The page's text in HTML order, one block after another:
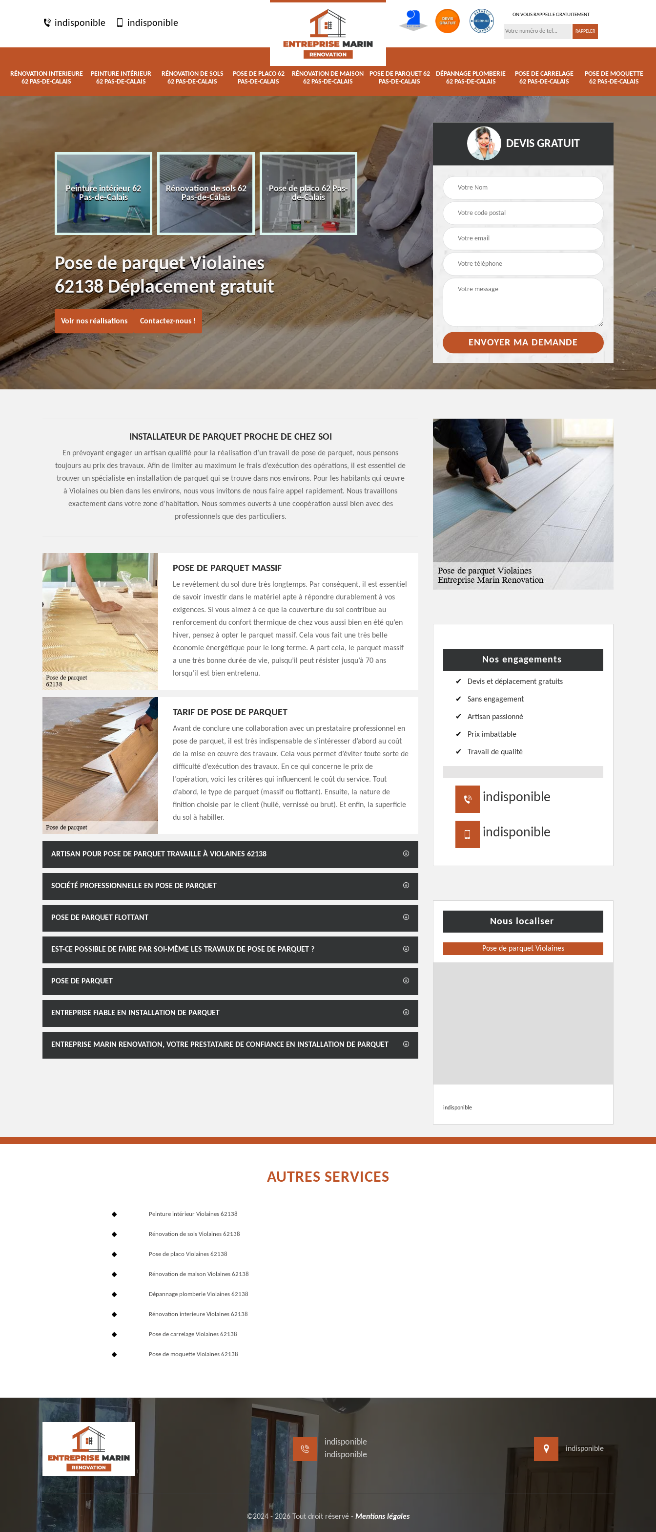
indisponible indisponible
ON VOUS RAPPELLE GRATUITEMENT
RÉNOVATION INTERIEURE
62 PAS-DE-CALAIS
PEINTURE INTÉRIEUR
62 PAS-DE-CALAIS
RÉNOVATION DE SOLS
62 PAS-DE-CALAIS
POSE DE PLACO 62
PAS-DE-CALAIS
RÉNOVATION DE MAISON
62 PAS-DE-CALAIS
POSE DE PARQUET 62
PAS-DE-CALAIS
DÉPANNAGE PLOMBERIE
62 PAS-DE-CALAIS
POSE DE CARRELAGE
62 PAS-DE-CALAIS
POSE DE MOQUETTE
62 PAS-DE-CALAIS
Calais
Peinture intérieur 62
Pas-de-Calais
Rénovation de sols 62
Pas-de-Calais
Pose de placo 62 Pas-
de-Calais
Rénovation de maison
62 Pas-de-Calais
Pose de parquet 62
Pas-de-Calais
Dépannage
62 Pas-de-Calais
Pose de parquet Violaines
62138 Déplacement gratuit
Voir nos réalisations Contactez-nous !
DEVIS GRATUIT
INSTALLATEUR DE PARQUET PROCHE DE CHEZ SOI
En prévoyant engager un artisan qualifié pour la réalisation d’un travail de pose de parquet, nous pensons
toujours au prix des travaux. Afin de limiter au maximum le frais d’exécution des opérations, il est essentiel de
trouver un spécialiste en installation de parquet qui se trouve dans nos environs. Pour les habitants qui œuvre
à Violaines ou bien dans les environs, nous vous invitons de nous faire appel rapidement. Nous travaillons
exactement dans votre zone d’habitation. Nous sommes ouverts à une coopération aussi bien avec des
professionnels que des particuliers.
POSE DE PARQUET MASSIF
Le revêtement du sol dure très longtemps. Par conséquent, il est essentiel
de savoir investir dans le matériel apte à répondre durablement à vos
exigences. Si vous aimez à ce que la couverture du sol contribue au
renforcement du confort thermique de chez vous aussi bien en été qu’en
hiver, pensez à opter le parquet massif. Cela vous fait une très belle
économie énergétique pour le long terme. A part cela, le parquet massif
a une très bonne durée de vie, puisqu’il peut résister jusqu’à 70 ans
lorsqu’il est bien entretenu.
TARIF DE POSE DE PARQUET
Avant de conclure une collaboration avec un prestataire professionnel en
pose de parquet, il est très indispensable de s’intéresser d’abord au coût
de la mise en œuvre des travaux. Cela vous permet d’éviter toute sorte de
difficulté d’exécution des travaux. En ce qui concerne le prix de
l’opération, voici les critères qui influencent le coût du service. Tout
d’abord, le type de parquet (massif ou flottant). Ensuite, la nature de
finition choisie par le client (huilé, vernissé ou brut). Et enfin, la superficie
du sol à habiller.
ARTISAN POUR POSE DE PARQUET TRAVAILLE À VIOLAINES 62138
SOCIÉTÉ PROFESSIONNELLE EN POSE DE PARQUET
POSE DE PARQUET FLOTTANT
EST-CE POSSIBLE DE FAIRE PAR SOI-MÊME LES TRAVAUX DE POSE DE PARQUET ?
POSE DE PARQUET
ENTREPRISE FIABLE EN INSTALLATION DE PARQUET
ENTREPRISE MARIN RENOVATION, VOTRE PRESTATAIRE DE CONFIANCE EN INSTALLATION DE PARQUET
Nos engagements
Devis et déplacement gratuits
Sans engagement
Artisan passionné
Prix imbattable
Travail de qualité
indisponible
indisponible
Nous localiser
Pose de parquet Violaines
indisponible
AUTRES SERVICES
Peinture intérieur Violaines 62138
Rénovation de sols Violaines 62138
Pose de placo Violaines 62138
Rénovation de maison Violaines 62138
Dépannage plomberie Violaines 62138
Rénovation interieure Violaines 62138
Pose de carrelage Violaines 62138
Pose de moquette Violaines 62138
indisponible
indisponible
indisponible
©2024 - 2026 Tout droit réservé - Mentions légales